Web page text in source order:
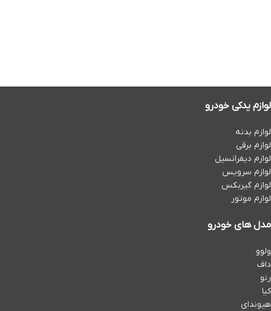
لوازم یدکی خودرو
لوازم بدنه
لوازم برقی
لوازم دیفرانسیل
لوازم سرویس
لوازم گیربکس
لوازم موتور
مدل های خودرو
ولوو
داف
رنو
کیا
هیوندای